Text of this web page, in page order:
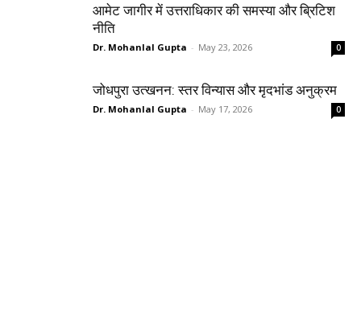
आमेट जागीर में उत्तराधिकार की समस्या और ब्रिटिश
नीति
Dr. Mohanlal Gupta - May 23, 2026 0
जोधपुरा उत्खनन: स्तर विन्यास और मृदभांड अनुक्रम
Dr. Mohanlal Gupta - May 17, 2026 0